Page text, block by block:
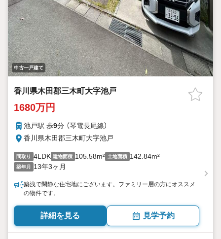
中古一戸建て
香川県木田郡三木町大字池戸
1680万円
池戸駅 歩9分 （琴電長尾線）
香川県木田郡三木町大字池戸
間取り 4LDK 建物面積 105.58m² 土地面積 142.84m²
築年月 13年3ヶ月
築浅で閑静な住宅地にございます。ファミリー層の方にオススメ
の物件です。
詳細を見る 見学予約